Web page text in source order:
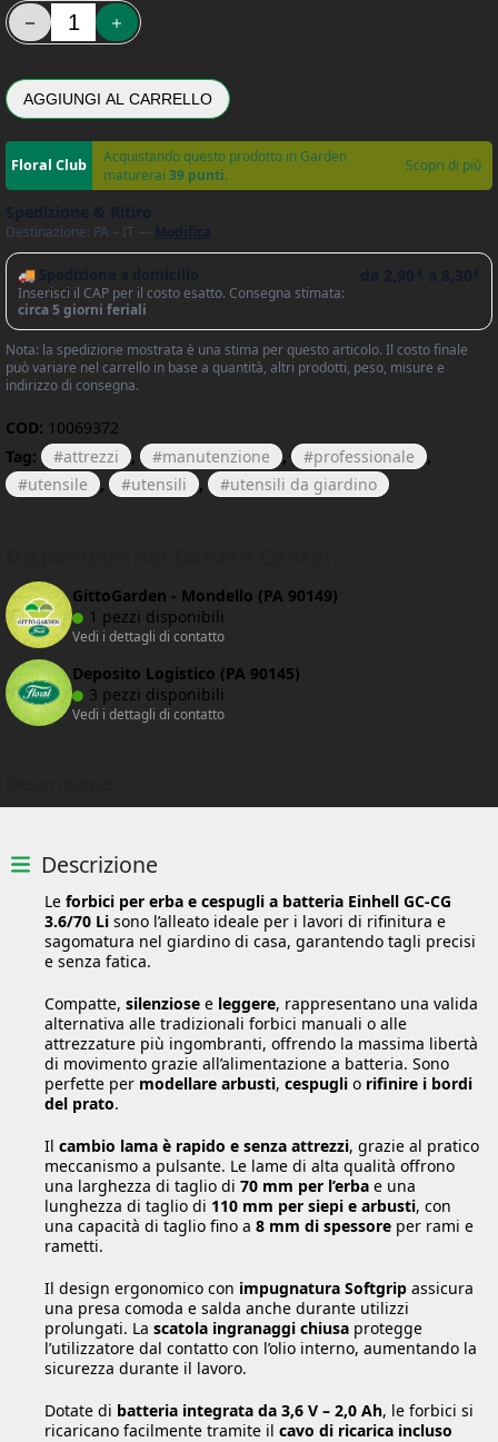
Forbici Erba e Arbusti con Batteria 3.6 V Lama Tagliaerba 70mm
AGGIUNGI AL CARRELLO
Acquistando questo prodotto in Garden
maturerai 39 punti. Scopri di più
Destinazione: PA – IT —
🚚 Spedizione a domicilio
Inserisci il CAP per il costo esatto. Consegna stimata:
circa 5 giorni feriali
Nota: la spedizione mostrata è una stima per questo articolo. Il costo finale
può variare nel carrello in base a quantità, altri prodotti, peso, misure e
indirizzo di consegna.
COD: 10069372
Tag:
attrezzi , manutenzione , professionale
,
utensile
, utensili , utensili da giardino
GittoGarden - Mondello (PA 90149)
1 pezzi disponibili
Vedi i dettagli di contatto
Deposito Logistico (PA 90145)
3 pezzi disponibili
Vedi i dettagli di contatto
Descrizione
Le forbici per erba e cespugli a batteria Einhell GC-CG
3.6/70 Li sono l’alleato ideale per i lavori di rifinitura e
sagomatura nel giardino di casa, garantendo tagli precisi
e senza fatica.
Compatte, silenziose e leggere, rappresentano una valida
alternativa alle tradizionali forbici manuali o alle
attrezzature più ingombranti, offrendo la massima libertà
di movimento grazie all’alimentazione a batteria. Sono
perfette per modellare arbusti, cespugli o rifinire i bordi
del prato.
Il cambio lama è rapido e senza attrezzi, grazie al pratico
meccanismo a pulsante. Le lame di alta qualità offrono
una larghezza di taglio di 70 mm per l’erba e una
lunghezza di taglio di 110 mm per siepi e arbusti, con
una capacità di taglio fino a 8 mm di spessore per rami e
rametti.
Il design ergonomico con impugnatura Softgrip assicura
una presa comoda e salda anche durante utilizzi
prolungati. La scatola ingranaggi chiusa protegge
l’utilizzatore dal contatto con l’olio interno, aumentando la
sicurezza durante il lavoro.
Dotate di batteria integrata da 3,6 V – 2,0 Ah, le forbici si
ricaricano facilmente tramite il cavo di ricarica incluso